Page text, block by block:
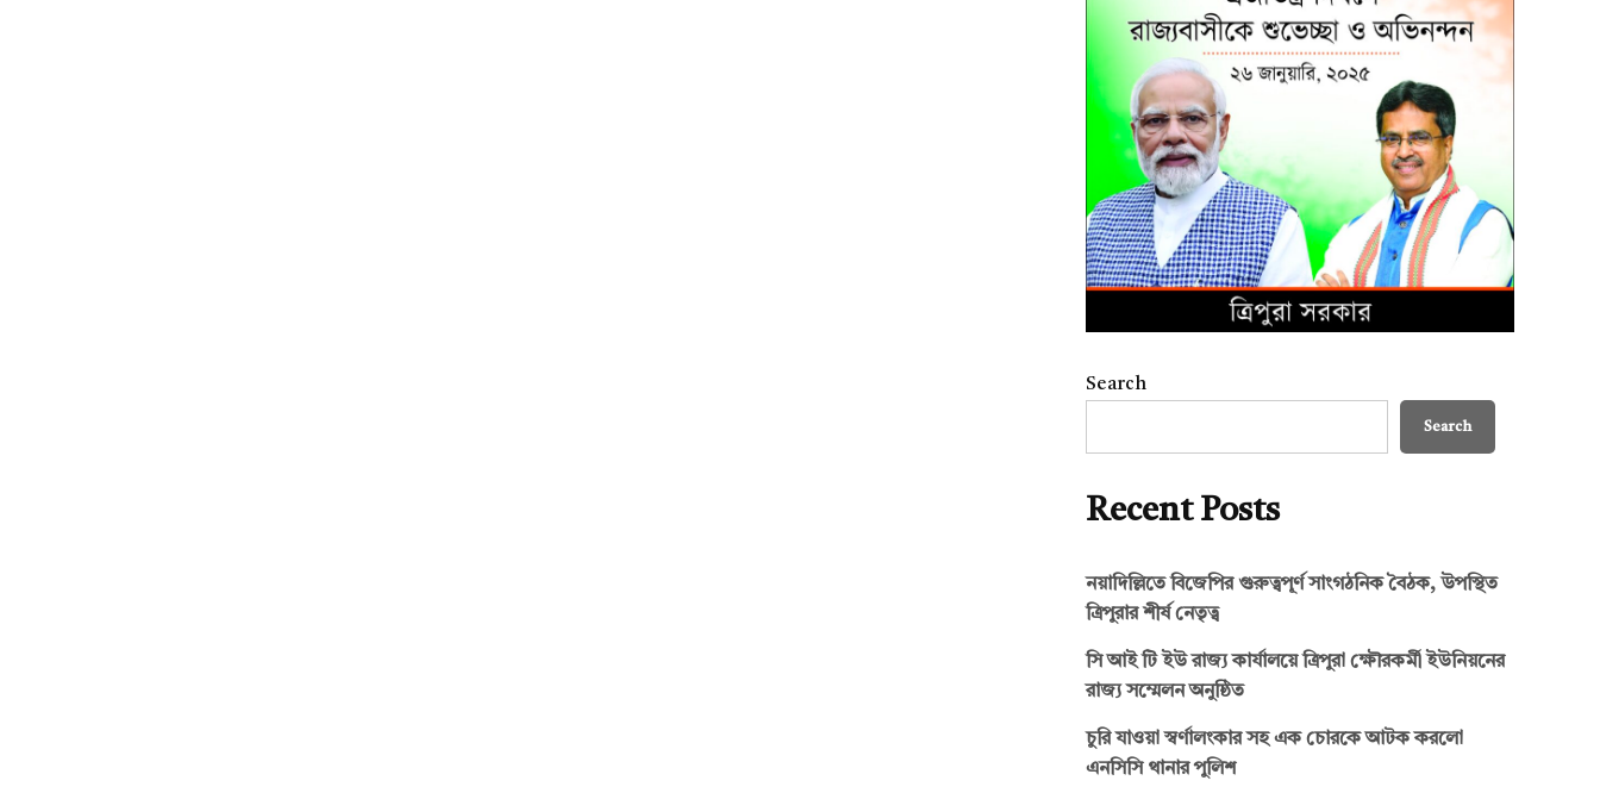
Search
Search
Recent Posts
নয়াদিল্লিতে বিজেপির গুরুত্বপূর্ণ সাংগঠনিক বৈঠক, উপস্থিত
ত্রিপুরার শীর্ষ নেতৃত্ব
সি আই টি ইউ রাজ্য কার্যালয়ে ত্রিপুরা ক্ষৌরকর্মী ইউনিয়নের
রাজ্য সম্মেলন অনুষ্ঠিত
চুরি যাওয়া স্বর্ণালংকার সহ এক চোরকে আটক করলো
এনসিসি থানার পুলিশ